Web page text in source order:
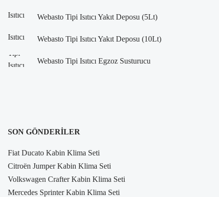
Webasto Tipi Isıtıcı Yakıt Deposu (5Lt)
Webasto Tipi Isıtıcı Yakıt Deposu (10Lt)
Webasto Tipi Isıtıcı Egzoz Susturucu
SON GÖNDERILER
Fiat Ducato Kabin Klima Seti
Citroën Jumper Kabin Klima Seti
Volkswagen Crafter Kabin Klima Seti
Mercedes Sprinter Kabin Klima Seti